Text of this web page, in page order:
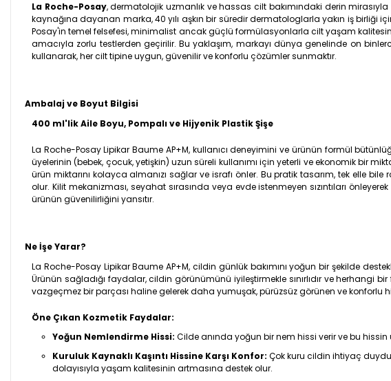
La Roche-Posay, dermatolojik uzmanlık ve hassas cilt bakımındaki derin
kaynağına dayanan marka, 40 yılı aşkın bir süredir dermatologlarla yakın iş birliği
Posay'in temel felsefesi, minimalist ancak güçlü formülasyonlarla cilt yaşam
amacıyla zorlu testlerden geçirilir. Bu yaklaşım, markayı dünya genelinde on
kullanarak, her cilt tipine uygun, güvenilir ve konforlu çözümler sunmaktır.
Ambalaj ve Boyut Bilgisi
400 ml'lik Aile Boyu, Pompalı ve Hijyenik Plastik Şişe
La Roche-Posay Lipikar Baume AP+M, kullanıcı deneyimini ve ürünün formül
üyelerinin (bebek, çocuk, yetişkin) uzun süreli kullanımı için yeterli ve ekonomik bir
ürün miktarını kolayca almanızı sağlar ve israfı önler. Bu pratik tasarım, tek elle
olur. Kilit mekanizması, seyahat sırasında veya evde istenmeyen sızıntıları
ürünün güvenilirliğini yansıtır.
Ne İşe Yarar?
La Roche-Posay Lipikar Baume AP+M, cildin günlük bakımını yoğun bir şekilde
Ürünün sağladığı faydalar, cildin görünümünü iyileştirmekle sınırlıdır ve herhangi
vazgeçmez bir parçası haline gelerek daha yumuşak, pürüzsüz görünen ve konforlu
Öne Çıkan Kozmetik Faydalar:
Yoğun Nemlendirme Hissi: Cilde anında yoğun bir nem hissi verir ve bu
Kuruluk Kaynaklı Kaşıntı Hissine Karşı Konfor: Çok kuru cildin ihtiyaç
dolayısıyla yaşam kalitesinin artmasına destek olur.